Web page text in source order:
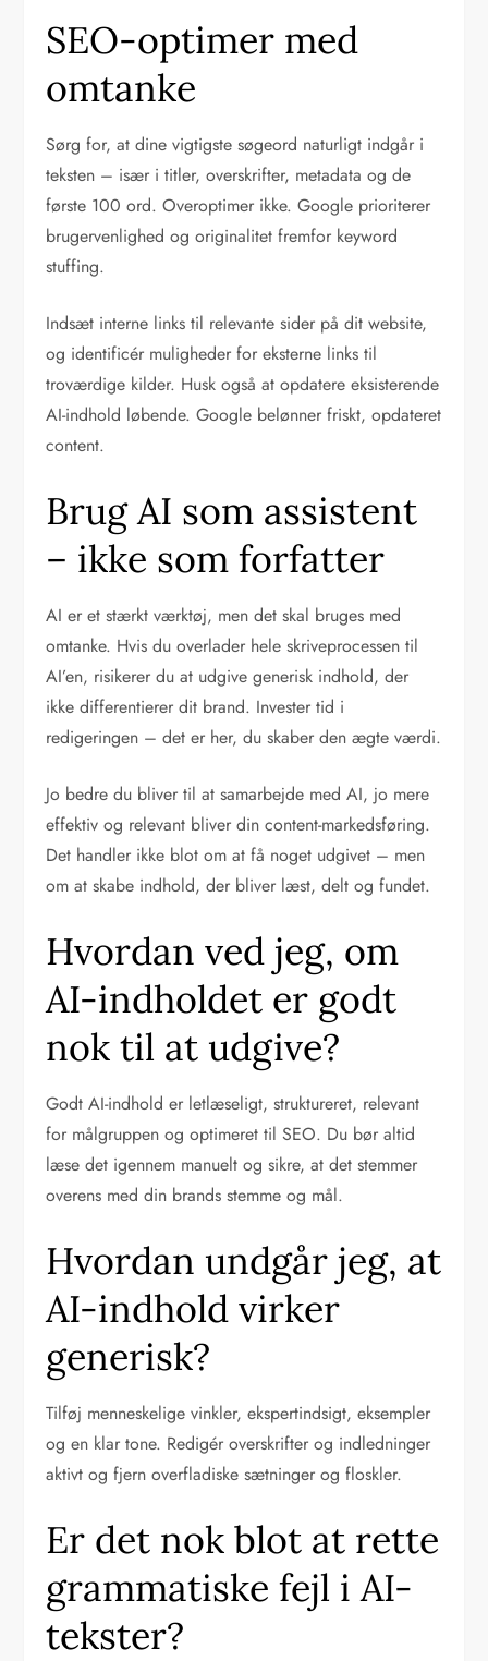
SEO-optimer med
omtanke
Sørg for, at dine vigtigste søgeord naturligt indgår i
teksten – især i titler, overskrifter, metadata og de
første 100 ord. Overoptimer ikke. Google prioriterer
brugervenlighed og originalitet fremfor keyword
stuffing.
Indsæt interne links til relevante sider på dit website,
og identificér muligheder for eksterne links til
troværdige kilder. Husk også at opdatere eksisterende
AI-indhold løbende. Google belønner friskt, opdateret
content.
Brug AI som assistent
– ikke som forfatter
AI er et stærkt værktøj, men det skal bruges med
omtanke. Hvis du overlader hele skriveprocessen til
AI’en, risikerer du at udgive generisk indhold, der
ikke differentierer dit brand. Invester tid i
redigeringen – det er her, du skaber den ægte værdi.
Jo bedre du bliver til at samarbejde med AI, jo mere
effektiv og relevant bliver din content-markedsføring.
Det handler ikke blot om at få noget udgivet – men
om at skabe indhold, der bliver læst, delt og fundet.
Hvordan ved jeg, om
AI-indholdet er godt
nok til at udgive?
Godt AI-indhold er letlæseligt, struktureret, relevant
for målgruppen og optimeret til SEO. Du bør altid
læse det igennem manuelt og sikre, at det stemmer
overens med din brands stemme og mål.
Hvordan undgår jeg, at
AI-indhold virker
generisk?
Tilføj menneskelige vinkler, ekspertindsigt, eksempler
og en klar tone. Redigér overskrifter og indledninger
aktivt og fjern overfladiske sætninger og floskler.
Er det nok blot at rette
grammatiske fejl i AI-
tekster?